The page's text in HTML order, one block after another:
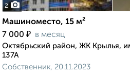
2
Машиноместо, 15 м²
7 000 ₽ в месяц
Октябрьский район, ЖК Крылья,
137А
Собственник, 20.11.2023